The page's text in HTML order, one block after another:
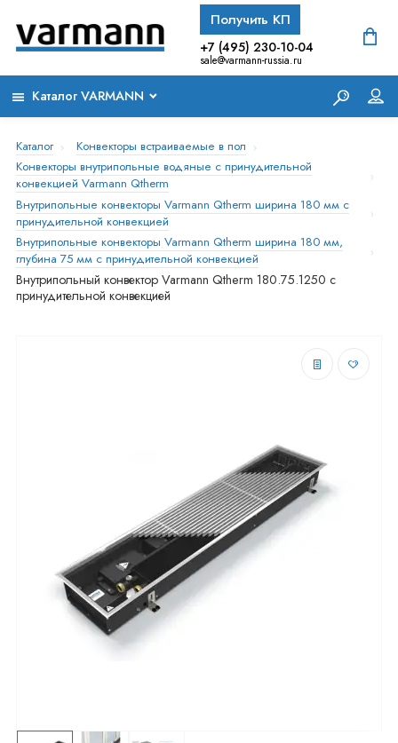
Получить КП
+7 (495) 230-10-04
sale@varmann-russia.ru
Каталог VARMANN
Каталог
Конвекторы встраиваемые в пол
Конвекторы внутрипольные водяные с принудительной
конвекцией Varmann Qtherm
Внутрипольные конвекторы Varmann Qtherm ширина 180 мм с
принудительной конвекцией
Внутрипольные конвекторы Varmann Qtherm ширина 180 мм,
глубина 75 мм с принудительной конвекцией
Внутрипольный конвектор Varmann Qtherm 180.75.1250 с
принудительной конвекцией